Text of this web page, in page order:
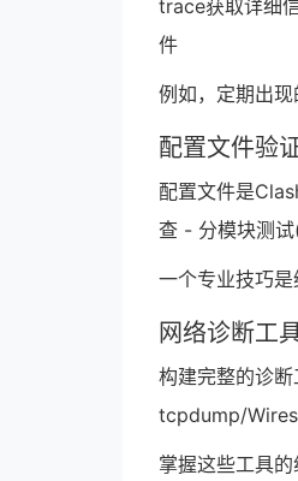
trace获取详细
件
例如，定期出
配置文件验
配置文件是
查 - 分模块测
一个专业技巧
网络诊断工
构建完整的诊
tcpdump/
掌握这些工具